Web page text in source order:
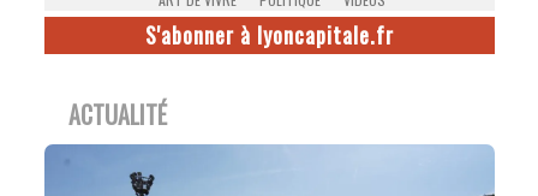
S'abonner à lyoncapitale.fr
ACTUALITÉ